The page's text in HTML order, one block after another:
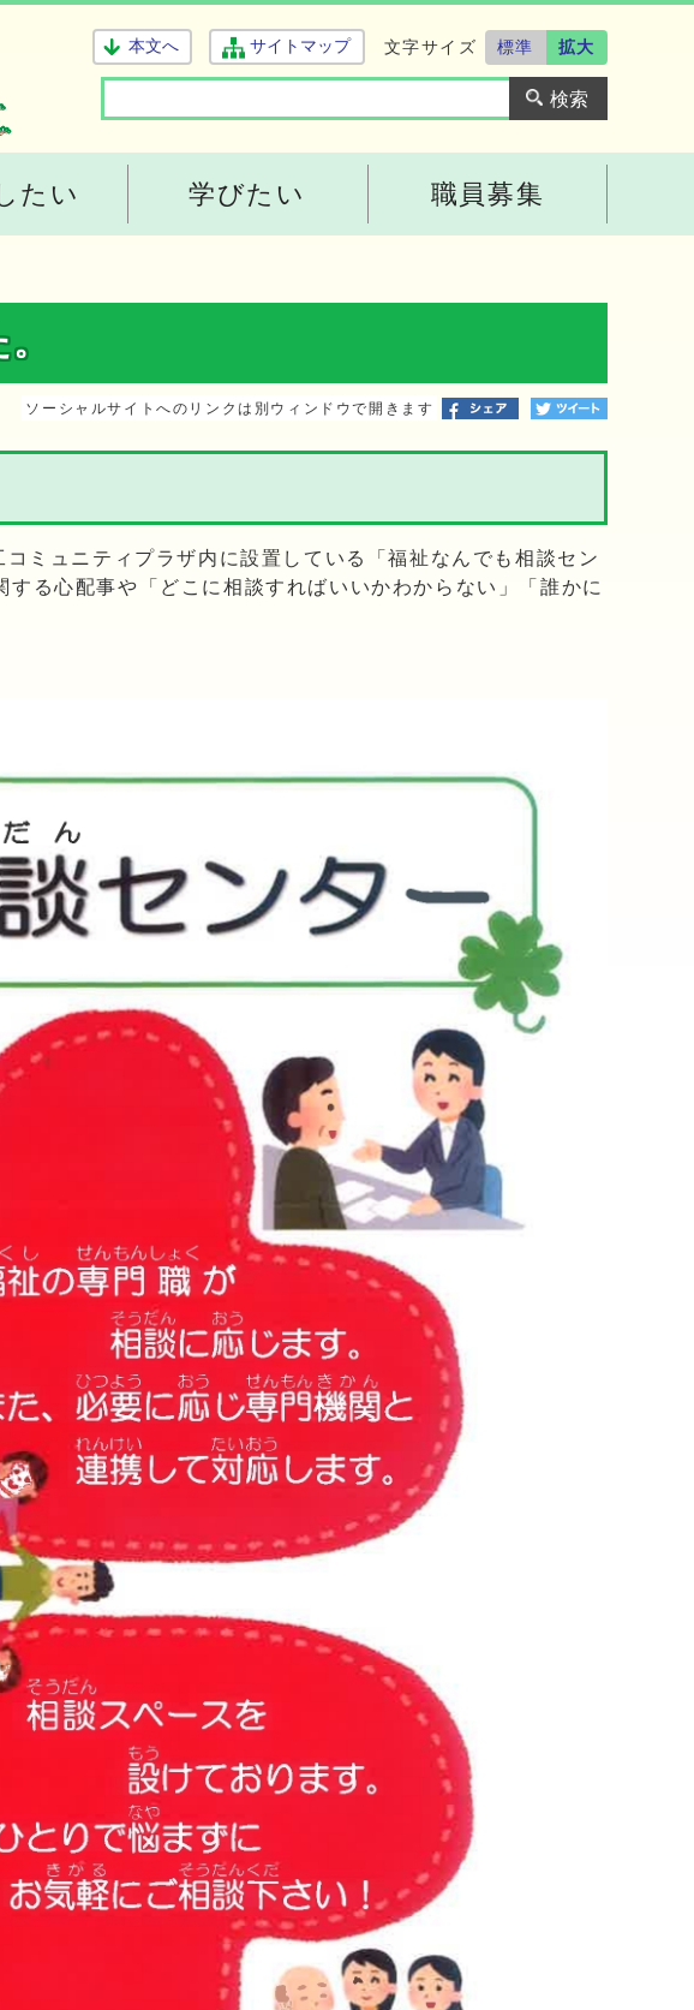
本文へ サイトマップ 文字サイズ 標準 拡大
たい 学びたい 職員募集
ソーシャルサイトへのリンクは別ウィンドウで開きます
ミュニティプラザ内に設置している「福祉なんでも相談セン
る心配事や「どこに相談すればいいかわからない」「誰かに